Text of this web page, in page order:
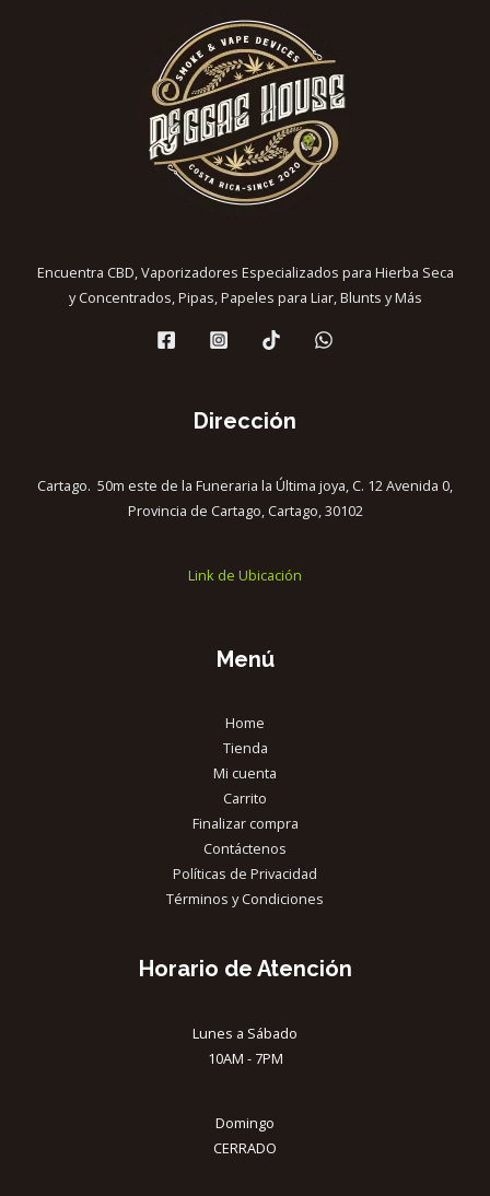
Encuentra CBD, Vaporizadores Especializados para Hierba Seca
y Concentrados, Pipas, Papeles para Liar, Blunts y Más
Dirección
Cartago. 50m este de la Funeraria la Última joya, C. 12 Avenida 0,
Provincia de Cartago, Cartago, 30102
Link de Ubicación
Menú
Home
Tienda
Mi cuenta
Carrito
Finalizar compra
Contáctenos
Políticas de Privacidad
Términos y Condiciones
Horario de Atención
Lunes a Sábado
10AM - 7PM
Domingo
CERRADO